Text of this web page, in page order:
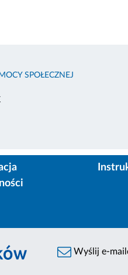
SPOŁECZNEJ
Wyślij e-